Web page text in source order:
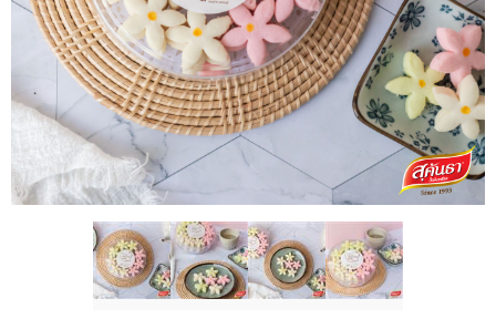
ขั้นตอนการสั่งซื้อ
แจ้งชำระเงิน
ข่าวสาร